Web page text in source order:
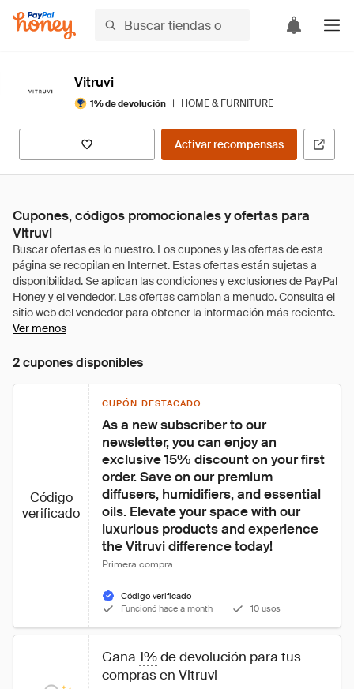
Vitruvi
1% de devolución | HOME & FURNITURE
Activar recompensas
Cupones, códigos promocionales y ofertas para
Vitruvi
Ver menos
2 cupones disponibles
Código
verificado
CUPÓN DESTACADO
As a new subscriber to our
newsletter, you can enjoy an
exclusive 15% discount on your first
order. Save on our premium
diffusers, humidifiers, and essential
oils. Elevate your space with our
luxurious products and experience
the Vitruvi difference today!
Primera compra
Código verificado
Funcionó hace a month
10 usos
Gana 1% de devolución para tus
compras en Vitruvi